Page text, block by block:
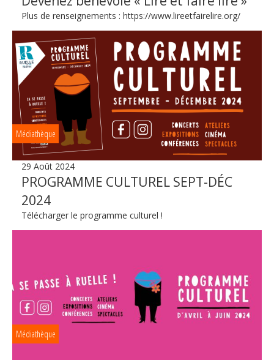
Plus de renseignements : https://www.lireetfairelire.org/
Médiathèque
29 Août 2024
PROGRAMME CULTUREL SEPT-DÉC
2024
Télécharger le programme culturel !
Médiathèque